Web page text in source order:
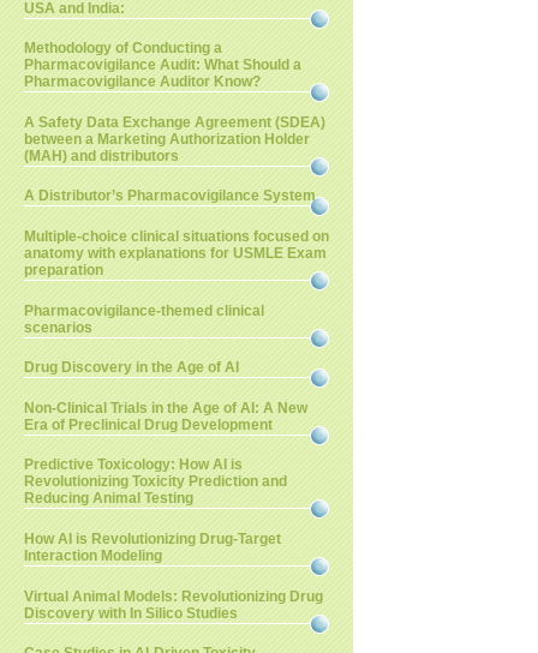
USA and India:
Methodology of Conducting a
Pharmacovigilance Audit: What Should a
Pharmacovigilance Auditor Know?
A Safety Data Exchange Agreement (SDEA)
between a Marketing Authorization Holder
(MAH) and distributors
A Distributor’s Pharmacovigilance System
Multiple-choice clinical situations focused on
anatomy with explanations for USMLE Exam
preparation
Pharmacovigilance-themed clinical
scenarios
Drug Discovery in the Age of AI
Non-Clinical Trials in the Age of AI: A New
Era of Preclinical Drug Development
Predictive Toxicology: How AI is
Revolutionizing Toxicity Prediction and
Reducing Animal Testing
How AI is Revolutionizing Drug-Target
Interaction Modeling
Virtual Animal Models: Revolutionizing Drug
Discovery with In Silico Studies